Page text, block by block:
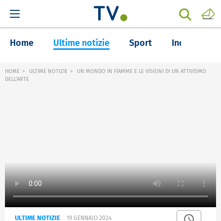
Home Ultime notizie Sport Inchieste
HOME ULTIME NOTIZIE
UN MONDO IN FIAMME E LE VISIONI DI UN ATTIVISMO
DELL'ARTE
ULTIME NOTIZIE 19 GENNAIO 2024